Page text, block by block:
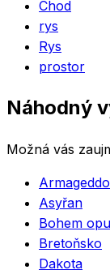
Chod
rys
Rys
prostor
Náhodný
Možná vás
Asyřan
Bohem
Bretoňsko
Dakota